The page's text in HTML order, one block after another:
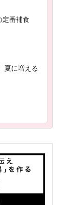
定番補食
夏に増える